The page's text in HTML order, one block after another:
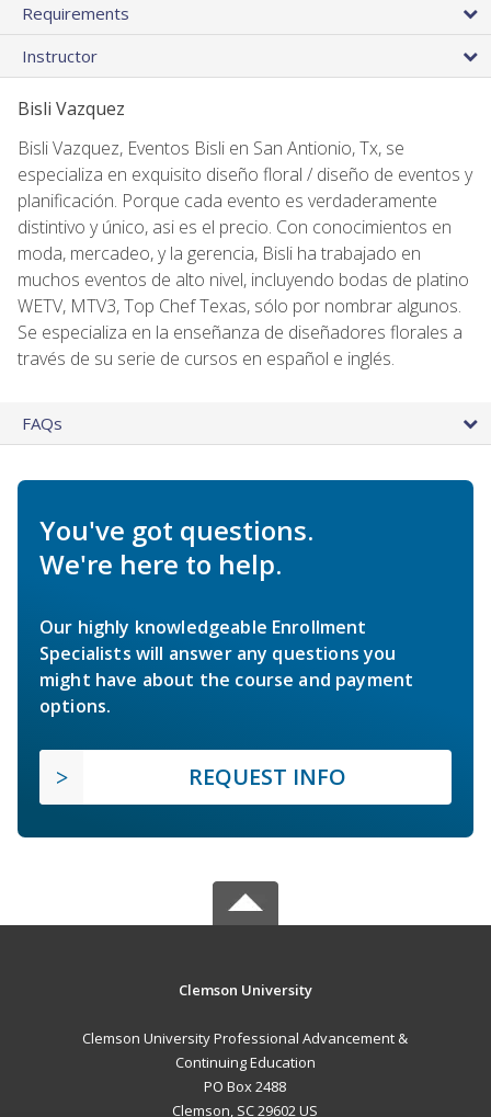
Requirements
Instructor
Bisli Vazquez
Bisli Vazquez, Eventos Bisli en San Antionio, Tx, se
especializa en exquisito diseño floral / diseño de eventos y
planificación. Porque cada evento es verdaderamente
distintivo y único, asi es el precio. Con conocimientos en
moda, mercadeo, y la gerencia, Bisli ha trabajado en
muchos eventos de alto nivel, incluyendo bodas de platino
WETV, MTV3, Top Chef Texas, sólo por nombrar algunos.
Se especializa en la enseñanza de diseñadores florales a
través de su serie de cursos en español e inglés.
FAQs
You've got questions.
We're here to help.
Our highly knowledgeable Enrollment
Specialists will answer any questions you
might have about the course and payment
options.
REQUEST INFO
Clemson University
Clemson University Professional Advancement &
Continuing Education
PO Box 2488
Clemson, SC 29602 US